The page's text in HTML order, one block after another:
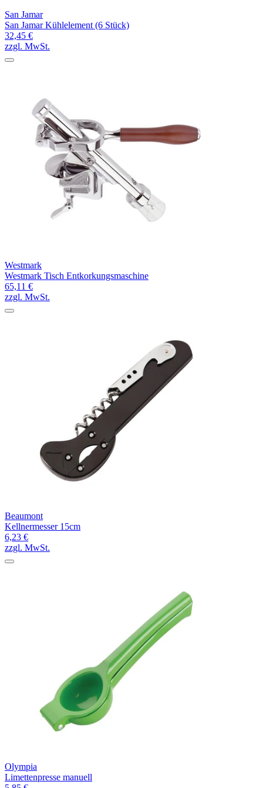
San Jamar
San Jamar Kühlelement (6 Stück)
32,45 €
zzgl. MwSt.
Westmark
Westmark Tisch Entkorkungsmaschine
65,11 €
zzgl. MwSt.
Beaumont
Kellnermesser 15cm
6,23 €
zzgl. MwSt.
Olympia
Limettenpresse manuell